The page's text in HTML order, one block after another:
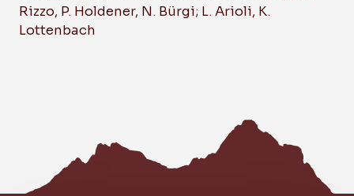
Rizzo, P. Holdener, N. Bürgi; L. Arioli, K.
Lottenbach